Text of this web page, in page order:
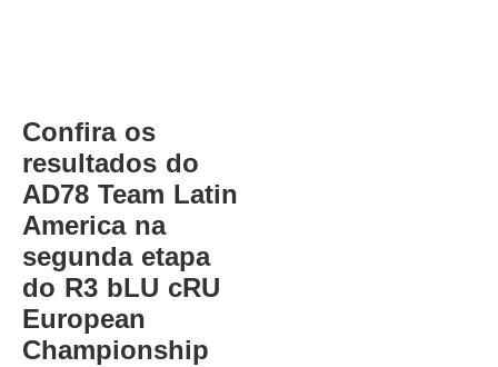
Confira os
resultados do
AD78 Team Latin
America na
segunda etapa
do R3 bLU cRU
European
Championship